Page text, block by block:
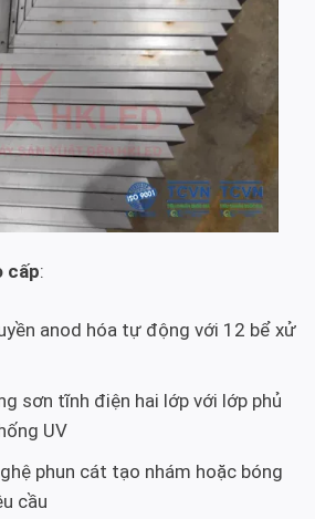
cấp:
anod hóa tự động với 12 bể xử
sơn tĩnh điện hai lớp với lớp phủ
UV
phun cát tạo nhám hoặc bóng
cầu